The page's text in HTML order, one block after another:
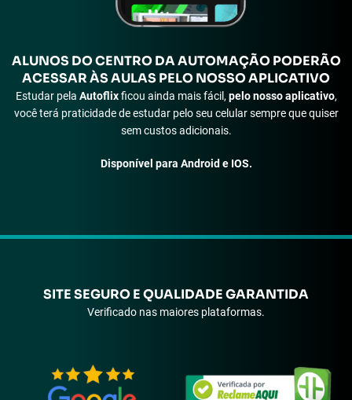
ALUNOSDO CENTRO DA AUTOMAÇÃO PODERÃO
ACESSAR ÀSAULAS PELO NOSSO APLICATIVO
Estudar pela Autoflixficou ainda mais fácil, pelo nosso aplicativo,
você terá praticidade de estudar pelo seu celular sempre que quiser
sem custos adicionais.
Disponível para Android e IOS.
SITE SEGURO E QUALIDADE GARANTIDA
Verificado nas maiores plataformas.